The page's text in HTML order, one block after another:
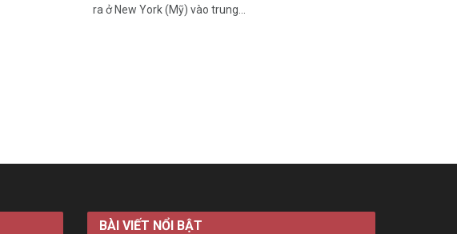
ra ở New York (Mỹ) vào trung...
BÀI VIẾT NỔI BẬT